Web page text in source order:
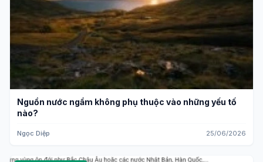
Nguồn nước ngầm không phụ thuộc vào những yếu tố
nào?
Ngọc Diệp 25/06/2026